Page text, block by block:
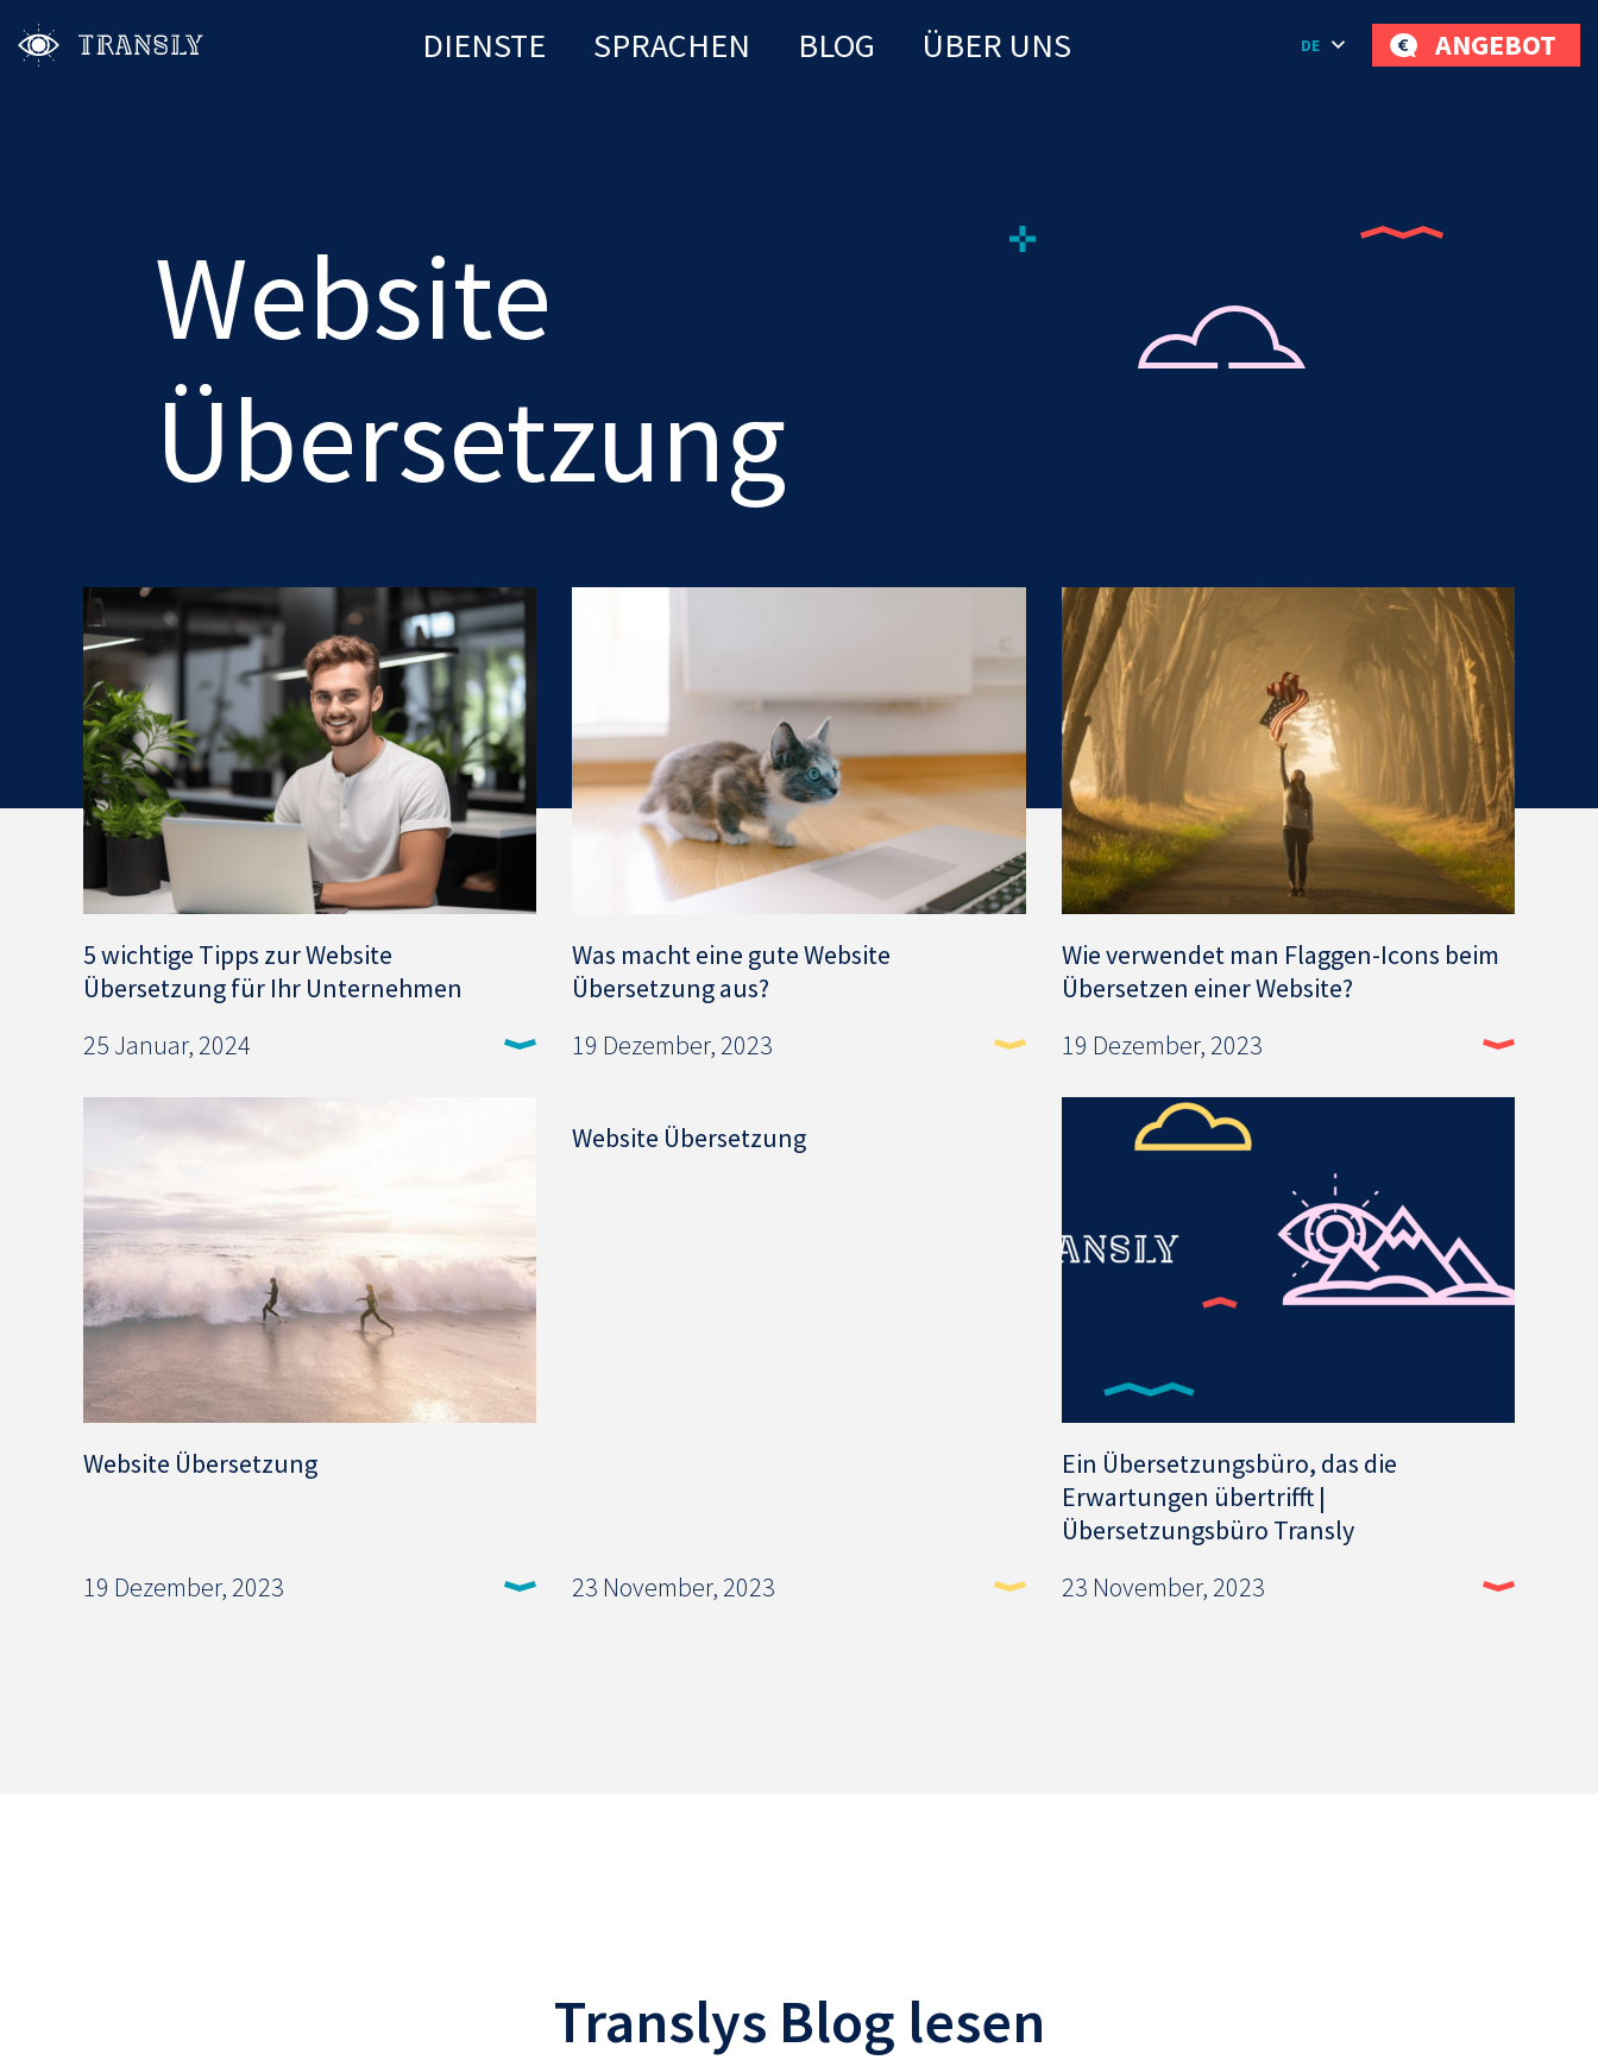
DIENSTE SPRACHEN BLOG ÜBER UNS DE ANGEBOT
Website
Übersetzung
5 wichtige Tipps zur Website
Übersetzung für Ihr Unternehmen
25 Januar, 2024
Was macht eine gute Website
Übersetzung aus?
19 Dezember, 2023
Wie verwendet man Flaggen-Icons beim
Übersetzen einer Website?
19 Dezember, 2023
Website Übersetzung
19 Dezember, 2023
Website Übersetzung
23 November, 2023
Ein Übersetzungsbüro, das die
Erwartungen übertrifft |
Übersetzungsbüro Transly
23 November, 2023
Translys Blog lesen